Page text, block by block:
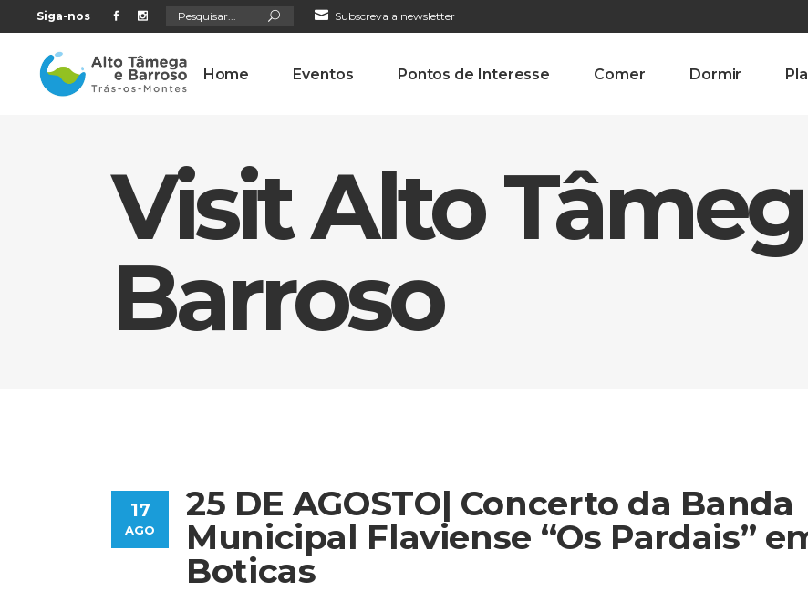
Siga-nos Search
for: Subscreva a newsletter
Home Eventos Pontos de Interesse Comer Dormir
Visit Alto
Barroso
17
AGO
25 DE AGOSTO| Concerto da Banda
Municipal Flaviense “Os Pardais”
Boticas